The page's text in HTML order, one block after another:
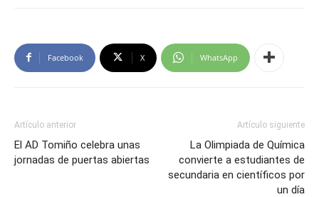
Facebook X WhatsApp
Artículo anterior
El AD Tomiño celebra unas
jornadas de puertas abiertas
Artículo siguiente
La Olimpiada de Química
convierte a estudiantes de
secundaria en científicos por
un día